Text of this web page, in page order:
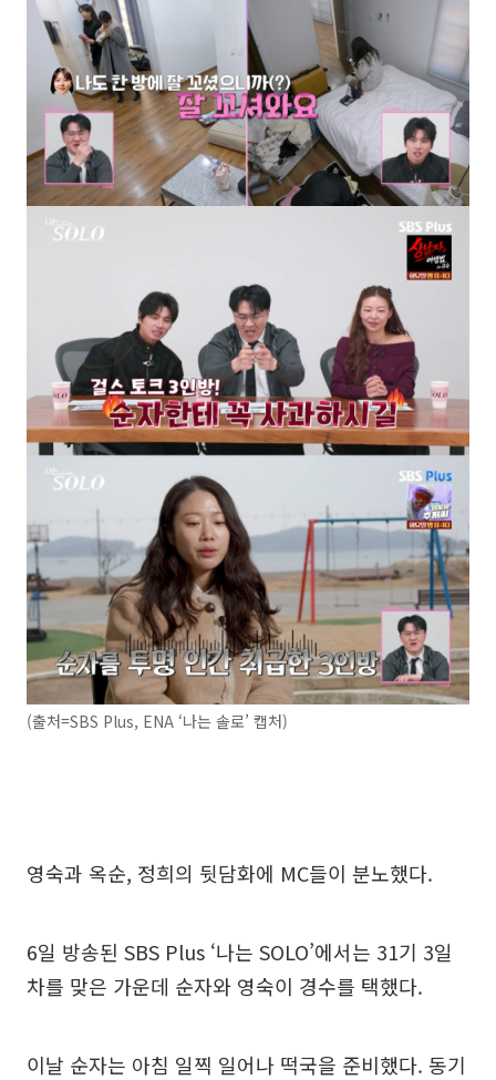
(출처=SBS Plus, ENA ‘나는 솔로’ 캡처)
영숙과 옥순, 정희의 뒷담화에 MC들이 분노했다.
6일 방송된 SBS Plus ‘나는 SOLO’에서는 31기 3일
차를 맞은 가운데 순자와 영숙이 경수를 택했다.
이날 순자는 아침 일찍 일어나 떡국을 준비했다. 동기